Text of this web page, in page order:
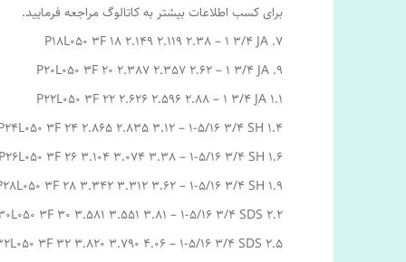
برای کسب اطلاعات بیشتر به کاتالوگ مراجعه فرمایید.
P18L050 3F 18 2.149 2.119 2.38 – 1 3/4 JA .7
P20L050 3F 20 2.387 2.357 2.62 – 1 3/4 JA .9
P22L050 3F 22 2.626 2.596 2.88 – 1 3/4 JA 1.1
3F 24 2.865 2.835 3.12 – 1-5/16 3/4 SH 1.4
P26L050 3F 26 3.104 3.074 3.38 – 1-5/16 3/4 SH 1.6
3F 28 3.342 3.312 3.62 – 1-5/16 3/4 SH 1.9
3F 30 3.581 3.551 3.81 – 1-5/16 3/4 SDS 2.2
3F 32 3.820 3.790 4.06 – 1-5/16 3/4 SDS 2.5